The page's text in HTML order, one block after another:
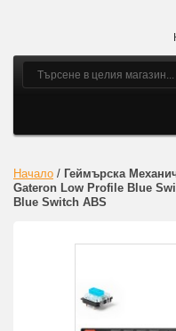
Начало / Геймърска
Gateron Low Profile Blue
Blue Switch ABS